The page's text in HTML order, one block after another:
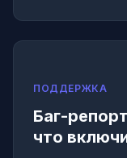
ПОДДЕРЖКА
Баг-
что